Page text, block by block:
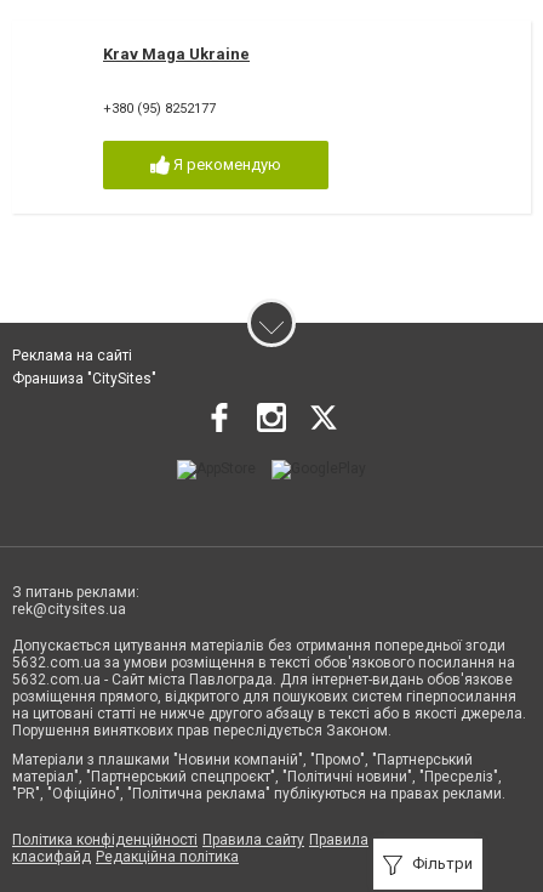
Krav Maga Ukraine
+380 (95) 8252177
Я рекомендую
Фільтри
Реклама на сайті
Франшиза "CitySites"
З питань реклами:
rek@citysites.ua
Допускається цитування матеріалів без отримання попередньої згоди
5632.com.ua за умови розміщення в тексті обов'язкового посилання на
5632.com.ua - Сайт міста Павлограда. Для інтернет-видань обов'язкове
розміщення прямого, відкритого для пошукових систем гіперпосилання
на цитовані статті не нижче другого абзацу в тексті або в якості джерела.
Порушення виняткових прав переслідується Законом.
Матеріали з плашками "Новини компаній", "Промо", "Партнерський
матеріал", "Партнерський спецпроєкт", "Політичні новини", "Пресреліз",
"PR", "Офіційно", "Політична реклама" публікуються на правах реклами.
Політика конфіденційності Правила сайту Правила
класифайд Редакційна політика